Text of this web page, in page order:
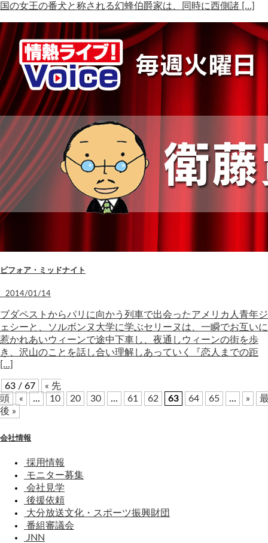
国の女王の番犬と称される幻蜂伯爵家は、同時に西側諸 […]
ビフォア・ミッドナイト
2014/01/14
ブダペストからパリに向かう列車で出会ったアメリカ人青年ジ
ェシーと、ソルボンヌ大学に学ぶセリーヌは、一瞬でお互いに
惹かれあいウィーンで途中下車し、夜通しウィーンの街を歩
き、沢山のことを話し合い理解しあっていく『恋人までの距
[…]
63 / 67
« 先
頭
« ... 10 20 30 ... 61 62 63 64 65 ... »
後 »
会社情報
採用情報
モニター募集
会社見学
後援依頼
大分放送文化・スポーツ振興財団
番組審議会
JNN